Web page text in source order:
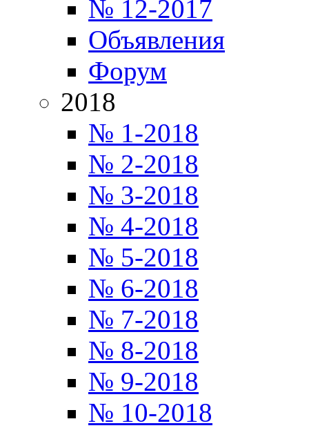
№ 12-2017
Объявления
Форум
2018
№ 1-2018
№ 2-2018
№ 3-2018
№ 4-2018
№ 5-2018
№ 6-2018
№ 7-2018
№ 8-2018
№ 9-2018
№ 10-2018